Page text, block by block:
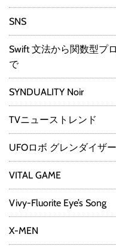
SNS
Swift 文法から関数型プ
で
SYNDUALITY Noir
TVニューストレンド
UFOロボ グレンダイザー
VITAL GAME
Vivy-Fluorite Eye’s Song
X-MEN